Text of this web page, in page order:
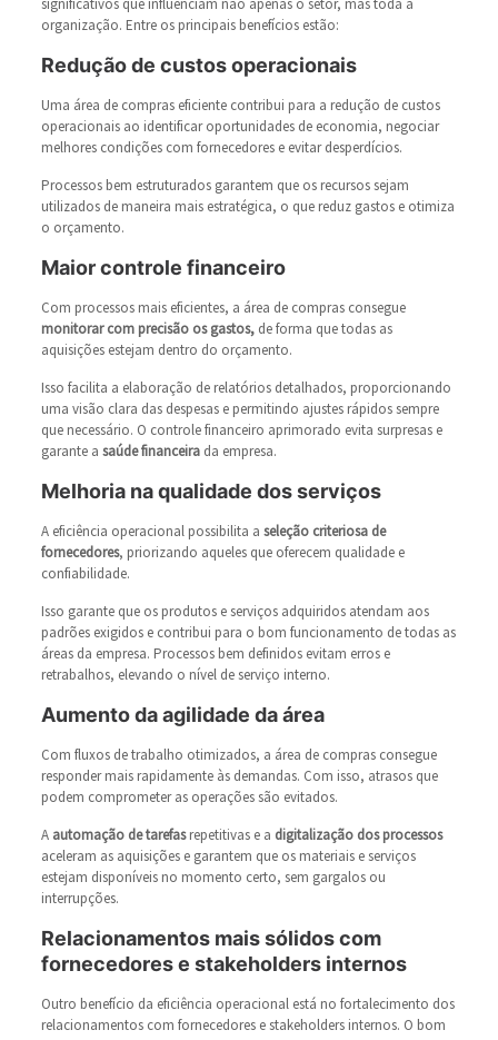
organização. Entre os principais benefícios estão:
Redução de custos operacionais
Uma área de compras eficiente contribui para a redução de custos
operacionais ao identificar oportunidades de economia, negociar
melhores condições com fornecedores e evitar desperdícios.
Processos bem estruturados garantem que os recursos sejam
utilizados de maneira mais estratégica, o que reduz gastos e otimiza
o orçamento.
Maior controle financeiro
Com processos mais eficientes, a área de compras consegue
monitorar com precisão os gastos,de forma que todas as
aquisições estejam dentro do orçamento.
Isso facilita a elaboração de relatórios detalhados, proporcionando
uma visão clara das despesas e permitindo ajustes rápidos sempre
que necessário. O controle financeiro aprimorado evita surpresas e
garante a saúde financeira da empresa.
Melhoria na qualidade dos serviços
A eficiência operacional possibilita a seleção criteriosa de
fornecedores, priorizando aqueles que oferecem qualidade e
confiabilidade.
Isso garante que os produtos e serviços adquiridos atendam aos
padrões exigidos e contribui para o bom funcionamento de todas as
áreas da empresa. Processos bem definidos evitam erros e
retrabalhos, elevando o nível de serviço interno.
Aumento da agilidade da área
Com fluxos de trabalho otimizados, a área de compras consegue
responder mais rapidamente às demandas. Com isso, atrasos que
podem comprometer as operações são evitados.
A automação de tarefasrepetitivas e a digitalização dos processos
aceleram as aquisições e garantem que os materiais e serviços
estejam disponíveis no momento certo, sem gargalos ou
interrupções.
Relacionamentos mais sólidos com
fornecedores e stakeholders internos
Outro benefício da eficiência operacional está no fortalecimento dos
relacionamentos com fornecedores e stakeholders internos. O bom